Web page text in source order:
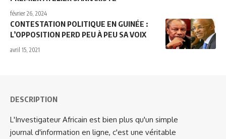
février 26, 2024
CONTESTATION POLITIQUE EN GUINÉE :
L’OPPOSITION PERD PEU À PEU SA VOIX
avril 15, 2021
DESCRIPTION
L'Investigateur Africain est bien plus qu'un simple
journal d'information en ligne, c'est une véritable